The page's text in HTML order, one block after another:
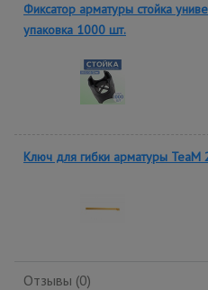
Фиксатор арматуры стойка
упаковка 1000 шт.
Ключ для гибки арматуры TeaM
Отзывы (0)